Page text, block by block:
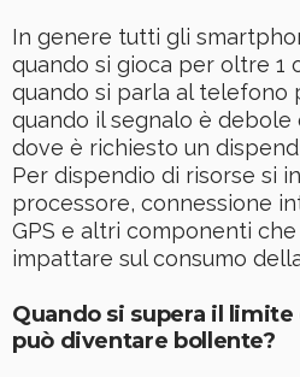
In genere tutti gli
quando si gioca per oltre 1
quando si parla al telefono
quando il segnalo è debole
dove è richiesto un
Per dispendio di risorse si
processore, connessione
GPS e altri componenti
impattare sul consumo
Quando si supera il
può diventare bollente?